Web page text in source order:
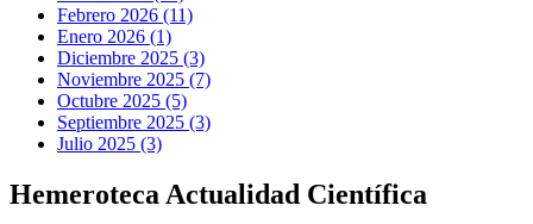
Febrero 2026 (11)
Enero 2026 (1)
Diciembre 2025 (3)
Noviembre 2025 (7)
Octubre 2025 (5)
Septiembre 2025 (3)
Julio 2025 (3)
Hemeroteca Actualidad Científica